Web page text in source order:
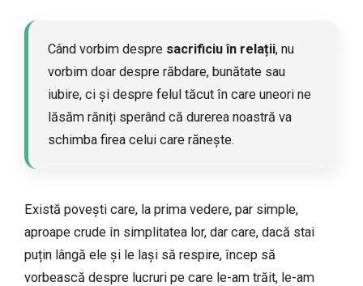
Când vorbim despre sacrificiu în relații, nu
vorbim doar despre răbdare, bunătate sau
iubire, ci și despre felul tăcut în care uneori ne
lăsăm răniți sperând că durerea noastră va
schimba firea celui care rănește.
Există povești care, la prima vedere, par simple,
aproape crude în simplitatea lor, dar care, dacă stai
puțin lângă ele și le lași să respire, încep să
vorbească despre lucruri pe care le-am trăit, le-am